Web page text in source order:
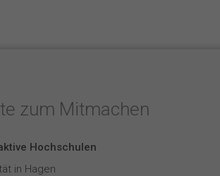
zum Mitmachen
Hochschulen
in Hagen